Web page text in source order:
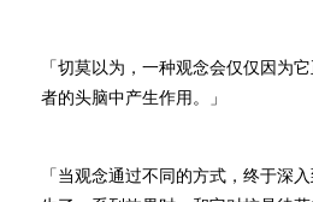
「切莫以为，一种观念会仅仅因为
者的头脑中产生作用。」
「当观念通过不同的方式，终于深